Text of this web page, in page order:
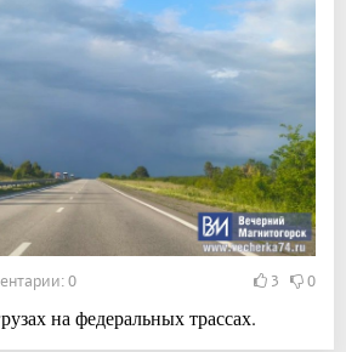
0 3 0
на федеральных трассах.